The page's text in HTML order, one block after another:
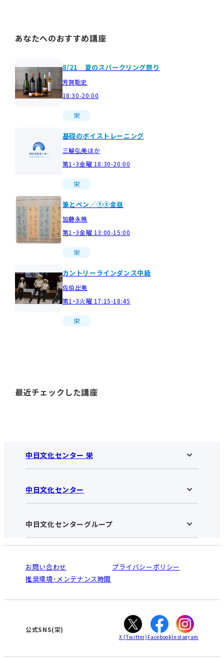
あなたへのおすすめ講座
8/21 夏のスパークリング祭り
芳賀聡史
18:30-20:00
栄
基礎のボイストレーニング
三輪弘美ほか
第1・3金曜 18:30-20:00
栄
筆とペン／①③金昼
加藤永樵
第1・3金曜 13:00-15:00
栄
カントリーラインダンス中級
佐伯出美
第1・3火曜 17:15-18:45
栄
最近チェックした講座
中日文化センター 栄
中日文化センター 栄HOME
お知らせ
アクセス･営業時間
お申し込みの流れ
入会と受講のご案内
中日文化センター
中日文化センターHOME
中日文化センターとは
受講規約・会員特典
ご利用ガイド
オンライン講座受講の手順
WEBサイトのよくある質問
中日文化センターグループ
南大高
犬山
高蔵寺
大垣
津
お問い合わせ
プライバシーポリシー
推奨環境･メンテナンス時間
公式SNS(栄)
X (Twitter) FacebookInstagram